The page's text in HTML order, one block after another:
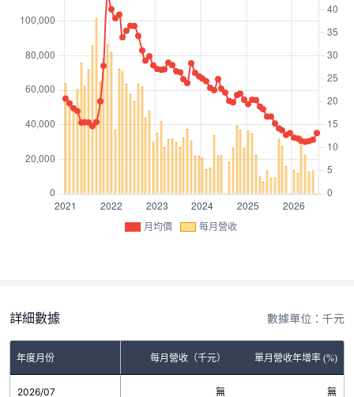
月均價 每月營收
詳細數據 數據單位：千元
年度月份 每月營收（千元） 單月營收年增率 (%)
2026/07 無 無